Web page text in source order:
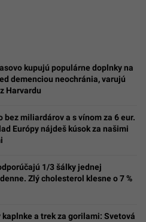
kupujú populárne doplnky na
demenciou neochránia, varujú
Harvardu
bez miliardárov a s vínom za 6 eur.
Európy nájdeš kúsok za našimi
1/3 šálky jednej
Zlý cholesterol klesne o 7 %
kaplnke a trek za gorilami: Svetová